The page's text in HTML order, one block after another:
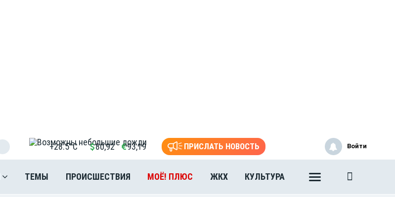
+28.5°C 80,92 93,19 ПРИСЛАТЬ НОВОСТЬ
ТЕМЫ ПРОИСШЕСТВИЯ МОЁ! ПЛЮС ЖКХ КУЛЬТУРА
Войти